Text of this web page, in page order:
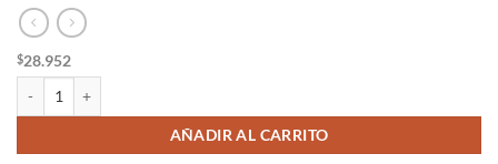
$28.952
AÑADIR AL CARRITO